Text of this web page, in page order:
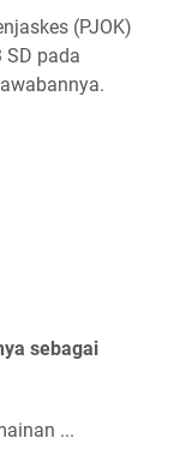
(PJOK)
SD pada
sebagai
...